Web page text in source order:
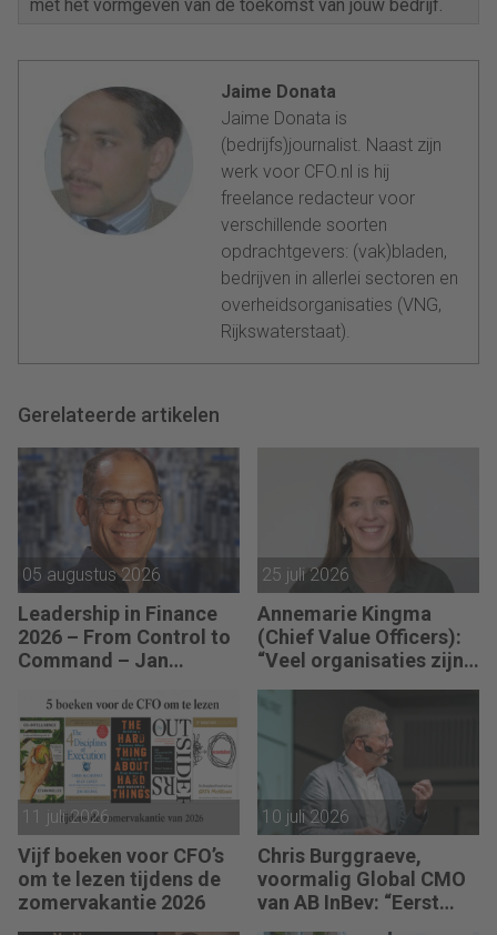
met het vormgeven van de toekomst van jouw bedrijf.
Jaime Donata
Jaime Donata is
(bedrijfs)journalist. Naast zijn
werk voor CFO.nl is hij
freelance redacteur voor
verschillende soorten
opdrachtgevers: (vak)bladen,
bedrijven in allerlei sectoren en
overheidsorganisaties (VNG,
Rijkswaterstaat).
Gerelateerde artikelen
05 augustus 2026
Leadership in Finance
2026 – From Control to
Command – Jan
van The Protein
Brewery): “Je moet
vaak met relatief weinig
data toch knopen
doorhakken.”
25 juli 2026
Annemarie Kingma
(Chief Value Officers):
“Veel organisaties zijn
voor de wereld van
11 juli 2026
Vijf boeken voor CFO’s
om te lezen tijdens de
zomervakantie 2026
10 juli 2026
Chris Burggraeve,
voormalig Global CMO
van AB InBev: “Eerst